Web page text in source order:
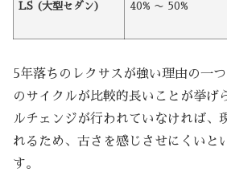
LS (大型セダン) 40% 〜 50%
5年落ちのレクサスが強い理由の一
のサイクルが比較的長いことが挙げ
ルチェンジが行われていなければ、
れるため、古さを感じさせにくいと
す。